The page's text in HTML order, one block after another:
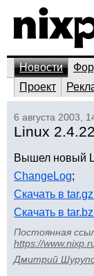
Новости
Проект
6 августа 2003,
Linux
Вышел новый
ChangeLog;
Скачать в
Скачать в
Постоянная
https://
Дмитрий